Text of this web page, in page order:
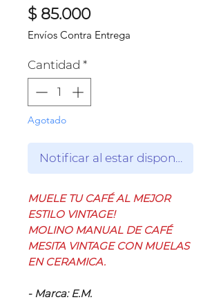
$ 85.000Precio
Envíos Contra Entrega
Cantidad *
Agotado
Notificar al estar disponible
MUELE TU CAFÉ AL MEJOR
ESTILO VINTAGE!
MOLINO MANUAL DE CAFÉ
MESITA VINTAGE CON MUELAS
EN CERAMICA.
‌- Marca: E.M.